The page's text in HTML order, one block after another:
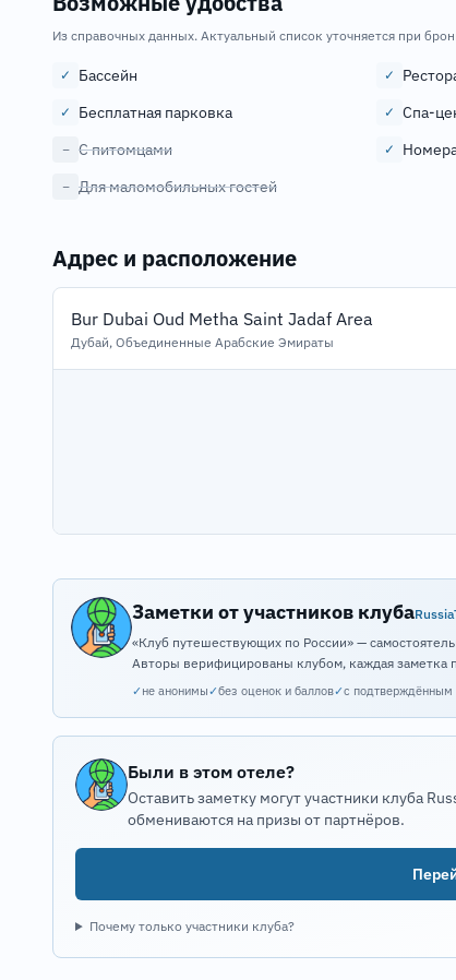
Из справочных данных. Актуальный список уточняется при
✓ Бассейн ✓
✓ Бесплатная парковка ✓ Спа-
− С питомцами ✓
− Для маломобильных гостей
Адрес и расположение
Bur Dubai Oud Metha Saint Jadaf Area
Дубай, Объединенные Арабские Эмираты
Заметки от участников клуба
«Клуб путешествующих по России» —
Авторы верифицированы клубом, каждая заметка
✓не анонимы✓без оценок и баллов✓с подтверждённым
Были в этом отеле?
Оставить заметку могут участники клуба
обмениваются на призы от партнёров.
Почему только участники клуба?